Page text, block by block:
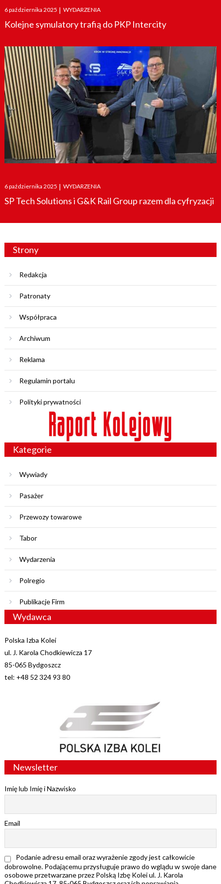
Posted
on
6 października 2025 | WYDARZENIA
Kolejne symulatory trafią do PKP Intercity
Posted
on
6 października 2025 | WYDARZENIA
SP Tech Solutions i G&K Rail Group razem dla cyfryzacji
Strony
Redakcja
Patronaty
Współpraca
Archiwum
Reklama
Regulamin portalu
Polityki prywatności
Kategorie
Wywiady
Pasażer
Przewozy towarowe
Tabor
Wydarzenia
Polregio
Publikacje Firm
Wydawca
Polska Izba Kolei
ul. J. Karola Chodkiewicza 17
85-065 Bydgoszcz
tel: +48 52 324 93 80
Newsletter
Imię lub Imię i Nazwisko
Email
Podanie adresu email oraz wyrażenie zgody jest całkowicie
dobrowolne. Podającemu przysługuje prawo do wglądu w swoje dane
osobowe przetwarzane przez Polską Izbę Kolei ul. J. Karola